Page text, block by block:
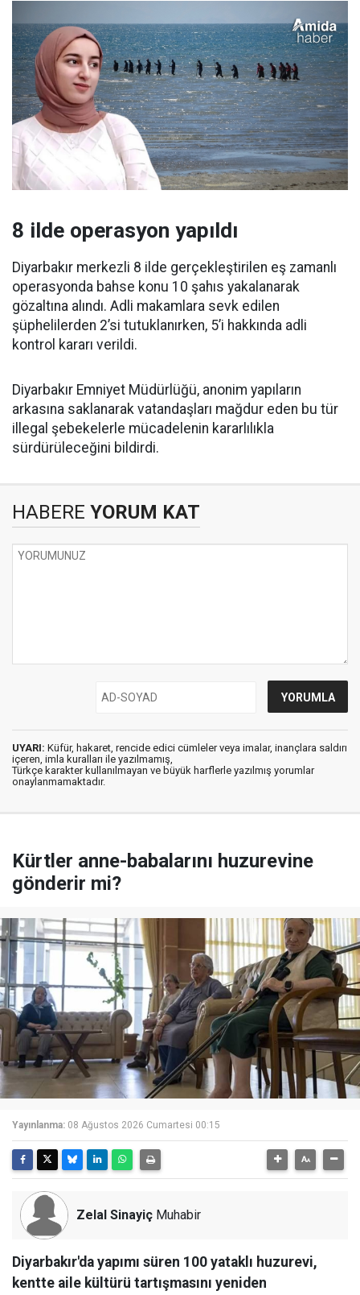
8 ilde operasyon yapıldı
Diyarbakır merkezli 8 ilde gerçekleştirilen eş zamanlı
operasyonda bahse konu 10 şahıs yakalanarak
gözaltına alındı. Adli makamlara sevk edilen
şüphelilerden 2’si tutuklanırken, 5’i hakkında adli
kontrol kararı verildi.
Diyarbakır Emniyet Müdürlüğü, anonim yapıların
arkasına saklanarak vatandaşları mağdur eden bu tür
illegal şebekelerle mücadelenin kararlılıkla
sürdürüleceğini bildirdi.
HABERE YORUM KAT
UYARI: Küfür, hakaret, rencide edici cümleler veya imalar, inançlara saldırı
içeren, imla kuralları ile yazılmamış,
Türkçe karakter kullanılmayan ve büyük harflerle yazılmış yorumlar
onaylanmamaktadır.
Kürtler anne-babalarını huzurevine
gönderir mi?
Yayınlanma: 08 Ağustos 2026 Cumartesi 00:15
Zelal Sinayiç Muhabir
Diyarbakır'da yapımı süren 100 yataklı huzurevi,
kentte aile kültürü tartışmasını yeniden